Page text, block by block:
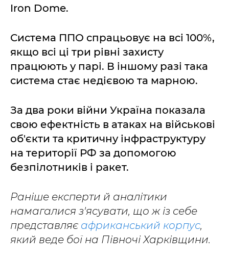
Iron Dome.
Система ППО спрацьовує на всі 100%,
якщо всі ці три рівні захисту
працюють у парі. В іншому разі така
система стає недієвою та марною.
За два роки війни Україна показала
свою ефектність в атаках на військові
об'єкти та критичну інфраструктуру
на території РФ за допомогою
безпілотників і ракет.
Раніше експерти й аналітики
намагалися з'ясувати, що ж із себе
представляє африканський корпус,
який веде бої на Півночі Харківщини.